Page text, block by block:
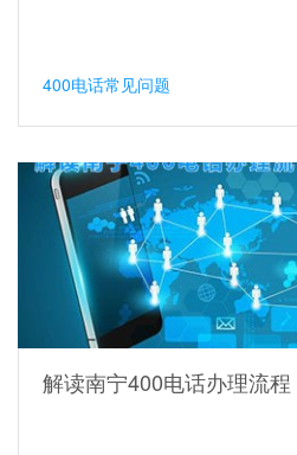
400电话常见问题
解读南宁400电话办理流程